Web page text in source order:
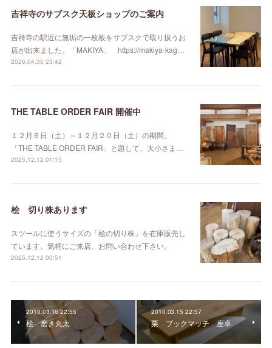
吉祥寺のサブスク天板ショップのご案内
吉祥寺の駅近に無垢の一枚板をサブスクで取り扱うお
店が出来ました。「MAKIYA」 https://makiya-kag…
2026.04.30 23:42
THE TABLE ORDER FAIR 開催中
１２月６日（土）～１２月２０日（土）の期間、
「THE TABLE ORDER FAIR」と題して、大小さま…
2025.12.12 01:15
桧 切り株あります
スツールに使うサイズの「桧の切り株」を在庫販売し
ています。気軽にご来店、お問い合わせ下さい。
2025.12.12 00:51
2010.03.16 22:55
桧 磨き丸太
2010.03.15 22:57
栗 ブックマッチ 座卓